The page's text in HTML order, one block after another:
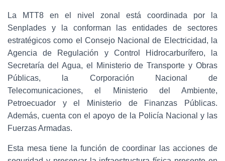
La MTT8 en el nivel zonal está coordinada por la
Senplades y la conforman las entidades de sectores
estratégicos como el Consejo Nacional de Electricidad, la
Agencia de Regulación y Control Hidrocarburífero, la
Secretaría del Agua, el Ministerio de Transporte y Obras
Públicas, la Corporación Nacional de
Telecomunicaciones, el Ministerio del Ambiente,
Petroecuador y el Ministerio de Finanzas Públicas.
Además, cuenta con el apoyo de la Policía Nacional y las
Fuerzas Armadas.
Esta mesa tiene la función de coordinar las acciones de